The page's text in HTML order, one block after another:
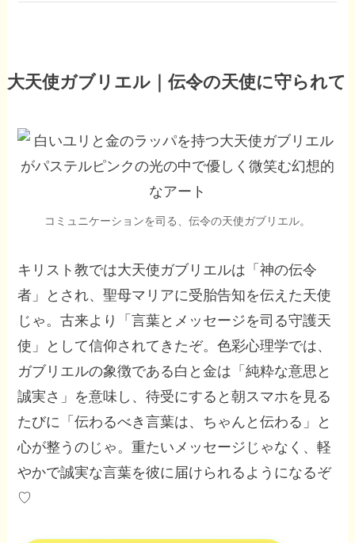
大天使ガブリエル｜伝令の天使に守られて
コミュニケーションを司る、伝令の天使ガブリエル。
キリスト教では大天使ガブリエルは「神の伝令
者」とされ、聖母マリアに受胎告知を伝えた天使
じゃ。古来より「言葉とメッセージを司る守護天
使」として信仰されてきたぞ。色彩心理学では、
ガブリエルの象徴である白と金は「純粋な意思と
誠実さ」を意味し、待受にすると朝スマホを見る
たびに「伝わるべき言葉は、ちゃんと伝わる」と
心が整うのじゃ。重たいメッセージじゃなく、軽
やかで誠実な言葉を彼に届けられるようになるぞ
♡